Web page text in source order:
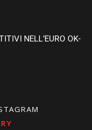
NELL’EURO OK-